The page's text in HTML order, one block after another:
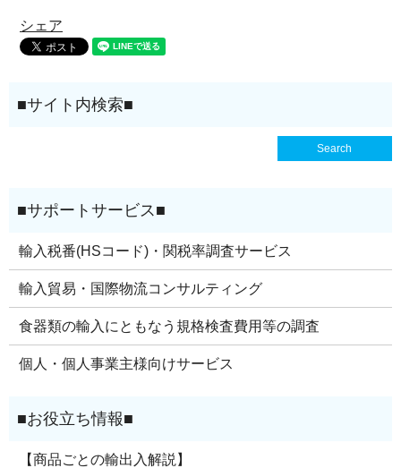
シェア
輸入税番(HSコード)・関税率調査サービス
輸入貿易・国際物流コンサルティング
食器類の輸入にともなう規格検査費用等の調査
個人・個人事業主様向けサービス
【商品ごとの輸出入解説】